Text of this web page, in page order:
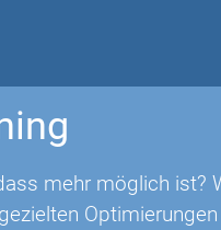
mehr möglich ist?